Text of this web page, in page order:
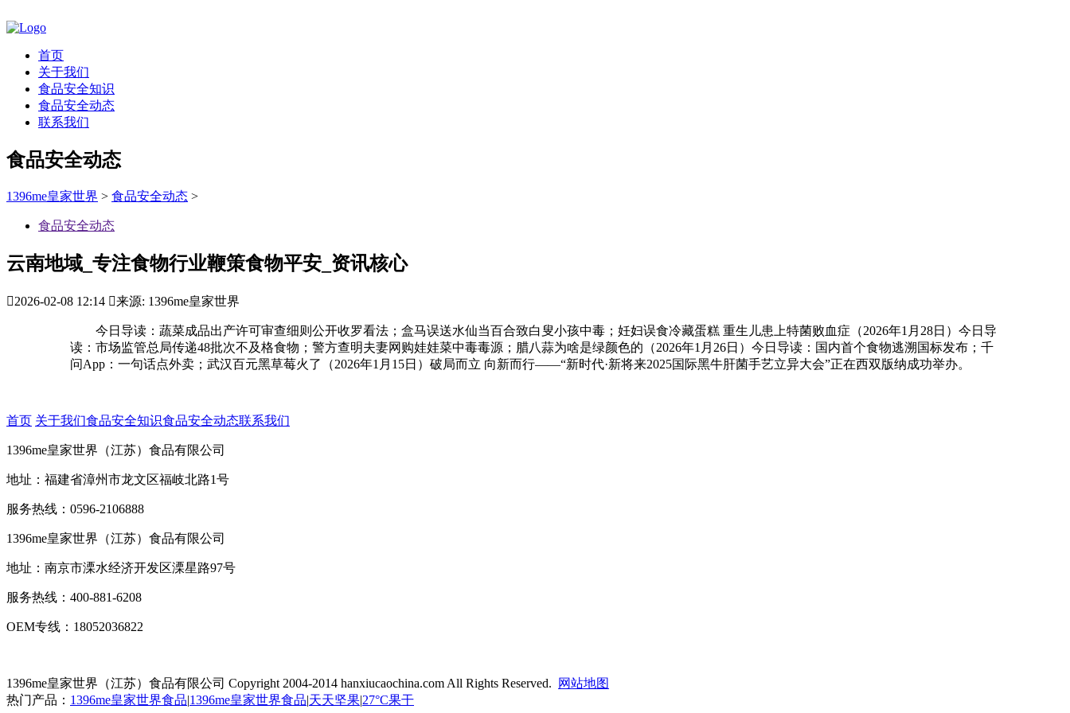
首页
关于我们
食品安全知识
食品安全动态
联系我们
食品安全动态
1396me皇家世界 > 食品安全动态 >
食品安全动态
云南地域_专注食物行业鞭策食物平安_资讯核心
2026-02-08 12:14 来源: 1396me皇家世界
今日导读：蔬菜成品出产许可审查细则公开收罗看法；盒马误送水仙当百合致白叟小孩中毒；妊妇误食冷藏蛋糕 重生儿患上特菌败血症（2026年1月28日）今日导
读：市场监管总局传递48批次不及格食物；警方查明夫妻网购娃娃菜中毒毒源；腊八蒜为啥是绿颜色的（2026年1月26日）今日导读：国内首个食物逃溯国标发布；千
问App：一句话点外卖；武汉百元黑草莓火了（2026年1月15日）破局而立 向新而行——“新时代·新将来2025国际黑牛肝菌手艺立异大会”正在西双版纳成功举办。
首页 关于我们食品安全知识食品安全动态联系我们
1396me皇家世界（江苏）食品有限公司
地址：福建省漳州市龙文区福岐北路1号
服务热线：0596-2106888
1396me皇家世界（江苏）食品有限公司
地址：南京市溧水经济开发区溧星路97号
服务热线：400-881-6208
OEM专线：18052036822
1396me皇家世界（江苏）食品有限公司 Copyright 2004-2014 hanxiucaochina.com All Rights Reserved.
网站地图
热门产品： 1396me皇家世界食品|1396me皇家世界食品|天天坚果|27°C果干